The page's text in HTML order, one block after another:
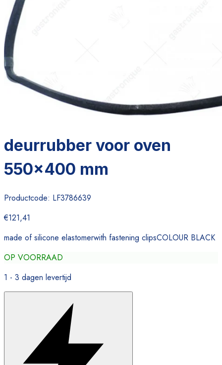
deurrubber voor oven
550x400 mm
Productcode: LF3786639
€121,41
made of silicone elastomerwith fastening clipsCOLOUR BLACK
OP VOORRAAD
1 - 3 dagen levertijd